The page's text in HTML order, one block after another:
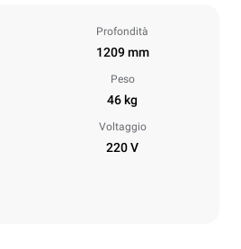
Profondità
1209 mm
Peso
46 kg
Voltaggio
220 V